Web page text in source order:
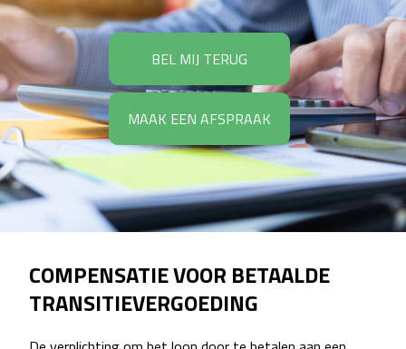
BEL MIJ TERUG
MAAK EEN AFSPRAAK
COMPENSATIE VOOR BETAALDE
TRANSITIEVERGOEDING